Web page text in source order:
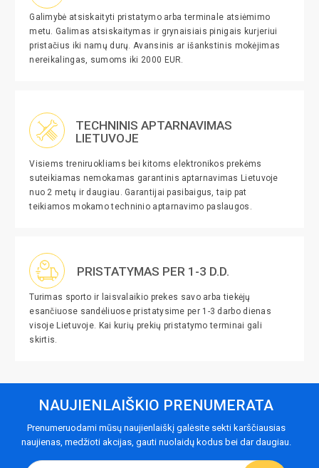
Galimybė atsiskaityti pristatymo arba terminale atsiėmimo
metu. Galimas atsiskaitymas ir grynaisiais pinigais kurjeriui
pristačius iki namų durų. Avansinis ar išankstinis mokėjimas
nereikalingas, sumoms iki 2000 EUR.
TECHNINIS APTARNAVIMAS
LIETUVOJE
Visiems treniruokliams bei kitoms elektronikos prekėms
suteikiamas nemokamas garantinis aptarnavimas Lietuvoje
nuo 2 metų ir daugiau. Garantijai pasibaigus, taip pat
teikiamos mokamo techninio aptarnavimo paslaugos.
PRISTATYMAS PER 1-3 D.D.
Turimas sporto ir laisvalaikio prekes savo arba tiekėjų
esančiuose sandėliuose pristatysime per 1-3 darbo dienas
visoje Lietuvoje. Kai kurių prekių pristatymo terminai gali
skirtis.
NAUJIENLAIŠKIO PRENUMERATA
Prenumeruodami mūsų naujienlaiškį galėsite sekti karščiausias
naujienas, medžioti akcijas, gauti nuolaidų kodus bei dar daugiau.